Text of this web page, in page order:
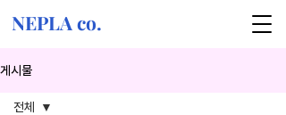
NEPLA co.
게시물
전체